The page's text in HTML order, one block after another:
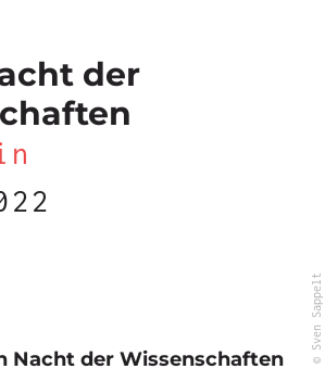
der
© Sven Sappelt
Nacht der Wissenschaften